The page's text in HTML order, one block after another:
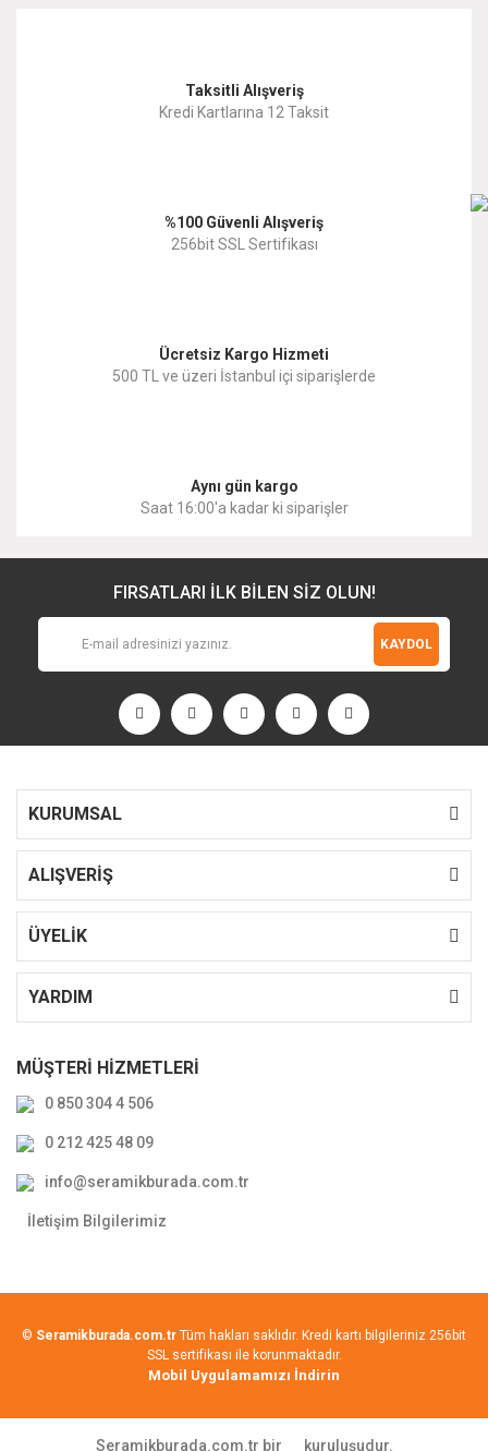
Ürün resmi kalitesiz, bozuk veya görüntülenemiyor.
Ürün fiyatı diğer sitelerden daha pahalı.
Taksitli Alışveriş
Kredi Kartlarına 12 Taksit
%100 Güvenli Alışveriş
256bit SSL Sertifikası
Ücretsiz Kargo Hizmeti
500 TL ve üzeri İstanbul içi siparişlerde
Aynı gün kargo
Saat 16:00'a kadar ki siparişler
FIRSATLARI İLK BİLEN SİZ OLUN!
KAYDOL
KURUMSAL
ALIŞVERİŞ
ÜYELİK
YARDIM
MÜŞTERİ HİZMETLERİ
0 850 304 4 506
0 212 425 48 09
info@seramikburada.com.tr
İletişim Bilgilerimiz
© Seramikburada.com.tr Tüm hakları saklıdır. Kredi kartı bilgileriniz 256bit
SSL sertifikası ile korunmaktadır.
Mobil Uygulamamızı İndirin
Seramikburada.com.tr bir kuruluşudur.